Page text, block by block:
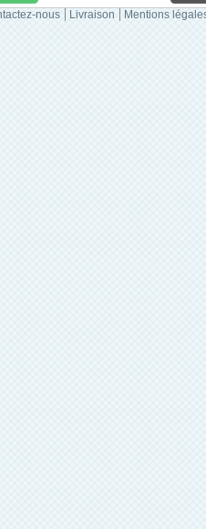
nous Livraison Mentions